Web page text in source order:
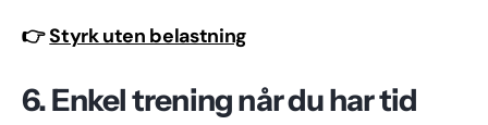
👉Styrk uten belastning
6. Enkel trening når du har tid